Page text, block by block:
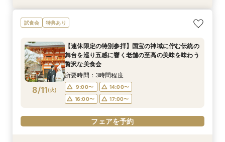
8/10(月)
【タイパ重視！60分で完結◎】オンラインで会
場案内＆相談会
12:00〜
14:00〜
16:00〜
フェアを予約
8/10(月)
【八坂神社挙式希望の方へ】国宝神社×中村楼の
本格和婚体験一日一組の空間で味わう480年の歴
所要時間：3時間程度
13:00〜
フェアを予約
8/10(月)
【少人数のお食事会に】緑あふれる名庭を望む1
日1組棟邸宅を貸切にして大切なご家族を丁寧に
所要時間：3時間程度
13:00〜
フェアを予約
試食会 特典あり
8/11(火)
【連休限定の特別参拝】国宝の神域に佇む伝統の
舞台を巡り五感に響く老舗の至高の美味を味わう
贅沢な美食会
所要時間：3時間程度
9:00〜
14:00〜
16:00〜
17:00〜
フェアを予約